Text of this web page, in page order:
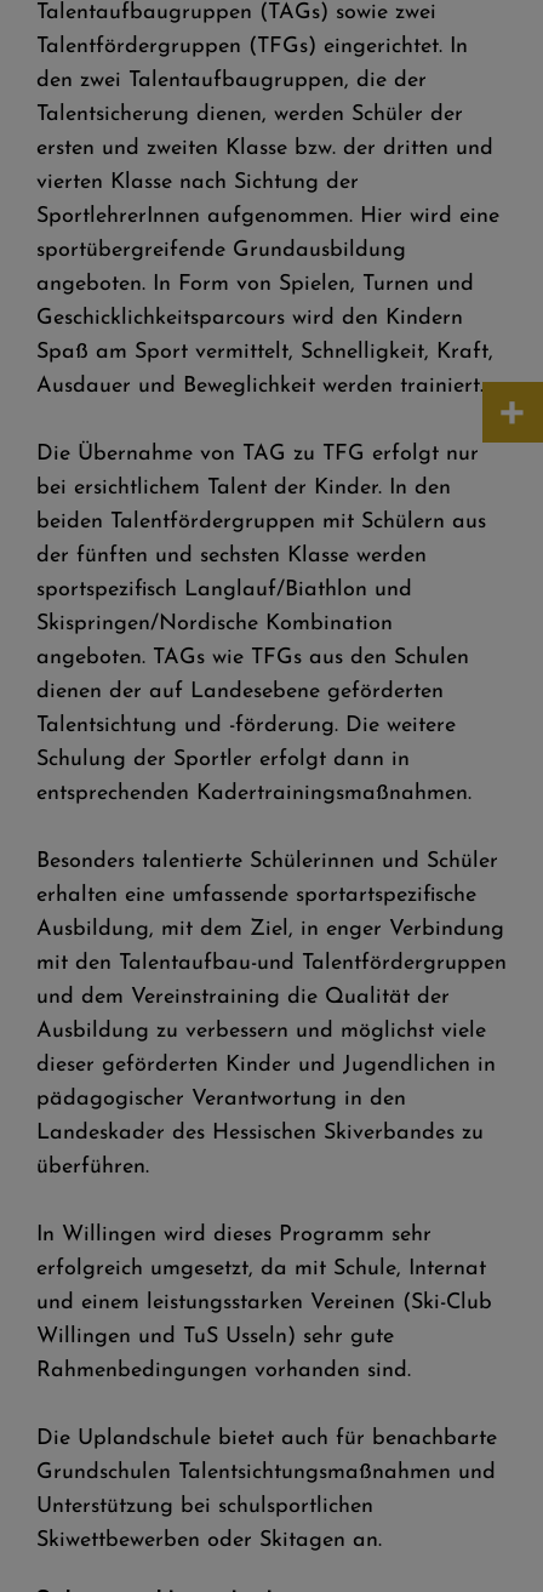
Talentaufbaugruppen (TAGs) sowie zwei
Talentfördergruppen (TFGs) eingerichtet. In
den zwei Talentaufbaugruppen, die der
Talentsicherung dienen, werden Schüler der
ersten und zweiten Klasse bzw. der dritten und
vierten Klasse nach Sichtung der
SportlehrerInnen aufgenommen. Hier wird eine
sportübergreifende Grundausbildung
angeboten. In Form von Spielen, Turnen und
Geschicklichkeitsparcours wird den Kindern
Spaß am Sport vermittelt, Schnelligkeit, Kraft,
Ausdauer und Beweglichkeit werden trainiert.
Die Übernahme von TAG zu TFG erfolgt nur
bei ersichtlichem Talent der Kinder. In den
beiden Talentfördergruppen mit Schülern aus
der fünften und sechsten Klasse werden
sportspezifisch Langlauf/Biathlon und
Skispringen/Nordische Kombination
angeboten. TAGs wie TFGs aus den Schulen
dienen der auf Landesebene geförderten
Talentsichtung und -förderung. Die weitere
Schulung der Sportler erfolgt dann in
entsprechenden Kadertrainingsmaßnahmen.
Besonders talentierte Schülerinnen und Schüler
erhalten eine umfassende sportartspezifische
Ausbildung, mit dem Ziel, in enger Verbindung
mit den Talentaufbau-und Talentfördergruppen
und dem Vereinstraining die Qualität der
Ausbildung zu verbessern und möglichst viele
dieser geförderten Kinder und Jugendlichen in
pädagogischer Verantwortung in den
Landeskader des Hessischen Skiverbandes zu
überführen.
In Willingen wird dieses Programm sehr
erfolgreich umgesetzt, da mit Schule, Internat
und einem leistungsstarken Vereinen (Ski-Club
Willingen und TuS Usseln) sehr gute
Rahmenbedingungen vorhanden sind.
Die Uplandschule bietet auch für benachbarte
Grundschulen Talentsichtungsmaßnahmen und
Unterstützung bei schulsportlichen
Skiwettbewerben oder Skitagen an.
+